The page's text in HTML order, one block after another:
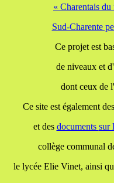
« Charentais
Sud-Charente
Ce projet est
de niveaux et
dont ceux de
Ce site est également
et des documents sur
collège communal
le lycée Elie Vinet, ainsi